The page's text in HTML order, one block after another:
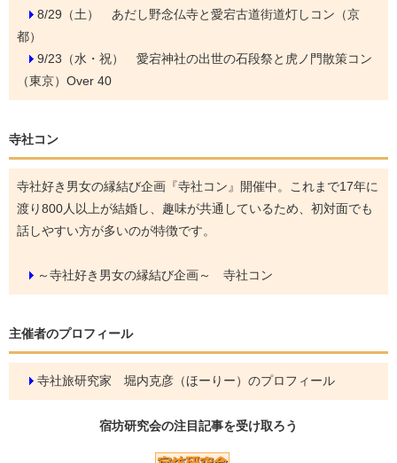
8/29（土） あだし野念仏寺と愛宕古道街道灯しコン（京
都）
9/23（水・祝） 愛宕神社の出世の石段祭と虎ノ門散策コン
（東京）Over 40
寺社コン
寺社好き男女の縁結び企画『寺社コン』開催中。これまで17年に
渡り800人以上が結婚し、趣味が共通しているため、初対面でも
話しやすい方が多いのが特徴です。
～寺社好き男女の縁結び企画～ 寺社コン
主催者のプロフィール
寺社旅研究家 堀内克彦（ほーりー）のプロフィール
宿坊研究会の注目記事を受け取ろう